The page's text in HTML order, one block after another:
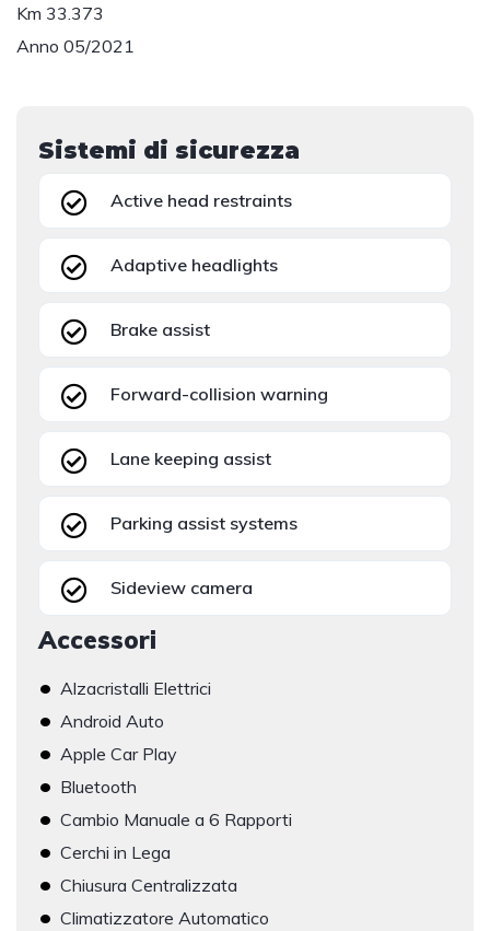
Km 33.373
Anno 05/2021
Sistemi di sicurezza
Active head restraints
Adaptive headlights
Brake assist
Forward-collision warning
Lane keeping assist
Parking assist systems
Sideview camera
Accessori
• Alzacristalli Elettrici
• Android Auto
• Apple Car Play
• Bluetooth
• Cambio Manuale a 6 Rapporti
• Cerchi in Lega
• Chiusura Centralizzata
• Climatizzatore Automatico